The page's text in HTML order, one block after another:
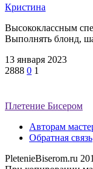
Кристина
Высококлассным
Выполнять блонд,
13 января 2023
2888 0 1
Плетение Бисером
Авторам
Обратная связь
PletenieBiserom.ru